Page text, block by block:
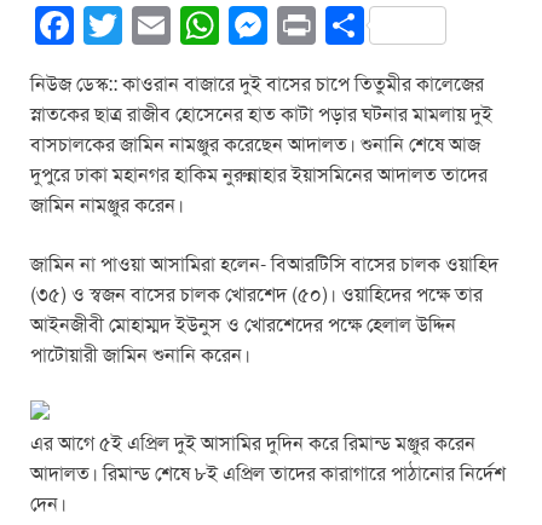
F
a
c
e
b
o
o
k
T
wi
tt
er
E
m
ail
W
at
s
A
p
M
e
ss
e
n
er
Pr
in
t
S
h
ar
e
নিউজ ডেস্ক:: কাওরান বাজারে দুই বাসের চাপে তিতুমীর কালেজের
স্নাতকের ছাত্র রাজীব হোসেনের হাত কাটা পড়ার ঘটনার মামলায় দুই
বাসচালকের জামিন নামঞ্জুর করেছেন আদালত। শুনানি শেষে আজ
দুপুরে ঢাকা মহানগর হাকিম নুরুন্নাহার ইয়াসমিনের আদালত তাদের
জামিন নামঞ্জুর করেন।
জামিন না পাওয়া আসামিরা হলেন- বিআরটিসি বাসের চালক ওয়াহিদ
(৩৫) ও স্বজন বাসের চালক খোরশেদ (৫০)। ওয়াহিদের পক্ষে তার
আইনজীবী মোহাম্মদ ইউনুস ও খোরশেদের পক্ষে হেলাল উদ্দিন
পাটোয়ারী জামিন শুনানি করেন।
এর আগে ৫ই এপ্রিল দুই আসামির দুদিন করে রিমান্ড মঞ্জুর করেন
আদালত। রিমান্ড শেষে ৮ই এপ্রিল তাদের কারাগারে পাঠানোর নির্দেশ
দেন।